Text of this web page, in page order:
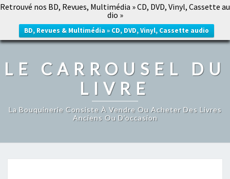
Retrouvé nos BD, Revues, Multimédia » CD, DVD, Vinyl, Cassette au
dio »
BD, Revues & Multimédia » CD, DVD, Vinyl, Cassette audio
LE CARROUSEL DU LIVRE
LE CARROUSEL DU
LIVRE
La Bouquinerie Consiste À Vendre Ou Acheter Des Livres
Anciens Ou D’occasion